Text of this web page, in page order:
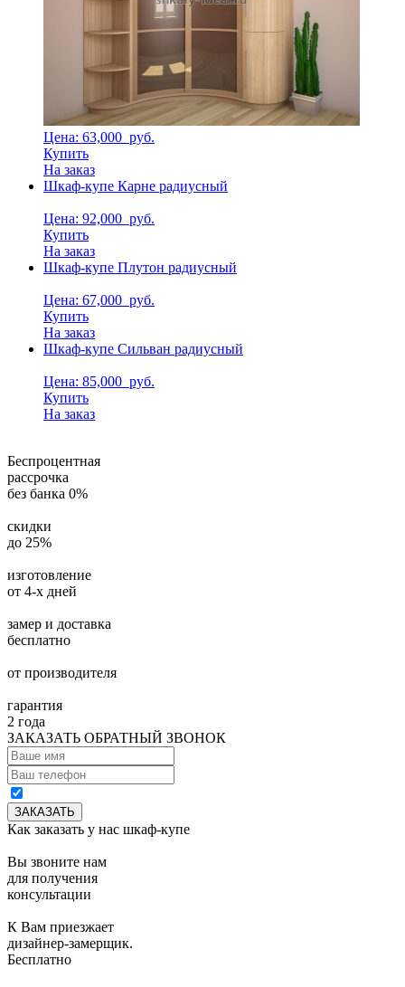
Цена: 63,000 руб.
Купить
На заказ
Шкаф-купе Карне радиусный
Цена: 92,000 руб.
Купить
На заказ
Шкаф-купе Плутон радиусный
Цена: 67,000 руб.
Купить
На заказ
Шкаф-купе Сильван радиусный
Цена: 85,000 руб.
Купить
На заказ
Беспроцентная
рассрочка
без банка 0%
скидки
до 25%
изготовление
от 4-х дней
замер и доставка
бесплатно
от производителя
гарантия
2 года
ЗАКАЗАТЬ ОБРАТНЫЙ ЗВОНОК
Как заказать у нас шкаф-купе
Вы звоните нам
для получения
консультации
К Вам приезжает
дизайнер-замерщик.
Бесплатно